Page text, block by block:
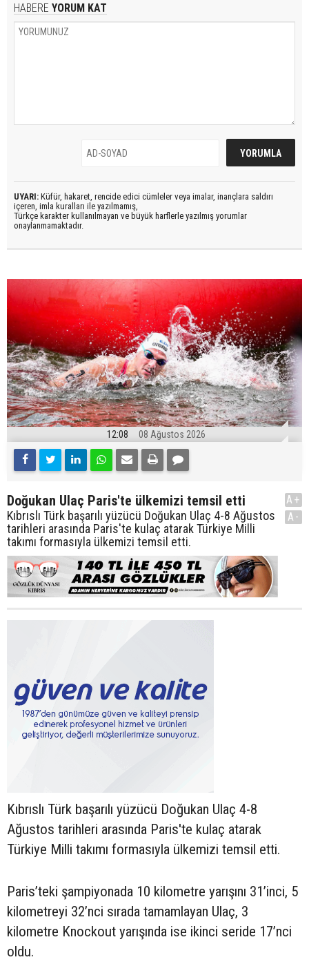
HABERE YORUM KAT
UYARI: Küfür, hakaret, rencide edici cümleler veya imalar, inançlara saldırı
içeren, imla kuralları ile yazılmamış,
Türkçe karakter kullanılmayan ve büyük harflerle yazılmış yorumlar
onaylanmamaktadır.
12:08 08 Ağustos 2026
Doğukan Ulaç Paris'te ülkemizi temsil etti
Kıbrıslı Türk başarılı yüzücü Doğukan Ulaç 4-8 Ağustos
tarihleri arasında Paris'te kulaç atarak Türkiye Milli
takımı formasıyla ülkemizi temsil etti.
A+
A-
Kıbrıslı Türk başarılı yüzücü Doğukan Ulaç 4-8
Ağustos tarihleri arasında Paris'te kulaç atarak
Türkiye Milli takımı formasıyla ülkemizi temsil etti.
Paris’teki şampiyonada 10 kilometre yarışını 31’inci, 5
kilometreyi 32’nci sırada tamamlayan Ulaç, 3
kilometre Knockout yarışında ise ikinci seride 17’nci
oldu.